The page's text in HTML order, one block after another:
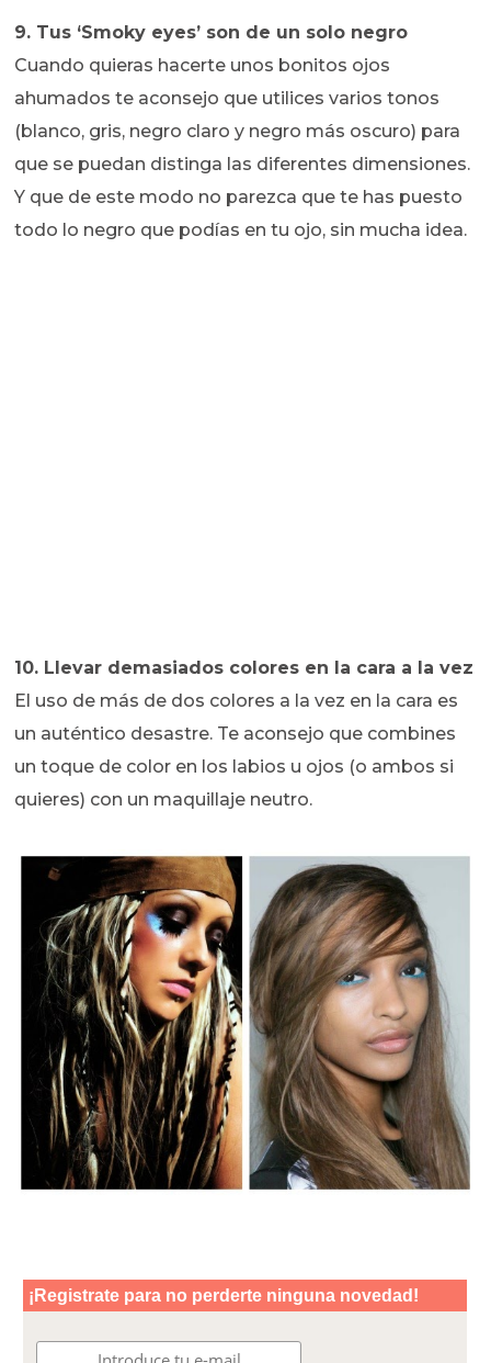
9. Tus ‘Smoky eyes’ son de un solo negro
Cuando quieras hacerte unos bonitos ojos
ahumados te aconsejo que utilices varios tonos
(blanco, gris, negro claro y negro más oscuro) para
que se puedan distinga las diferentes dimensiones.
Y que de este modo no parezca que te has puesto
todo lo negro que podías en tu ojo, sin mucha idea.
10. Llevar demasiados colores en la cara a la vez
El uso de más de dos colores a la vez en la cara es
un auténtico desastre. Te aconsejo que combines
un toque de color en los labios u ojos (o ambos si
quieres) con un maquillaje neutro.